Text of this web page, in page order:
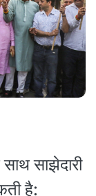
साझेदारी
है: